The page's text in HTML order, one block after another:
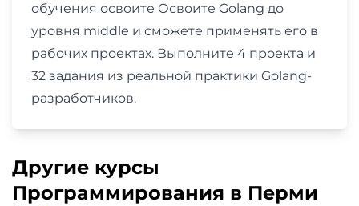
обучения освоите Освоите Golang до
уровня middle и сможете применять его в
рабочих проектах. Выполните 4 проекта и
32 задания из реальной практики Golang-
разработчиков.
Другие курсы
Программирования в Перми